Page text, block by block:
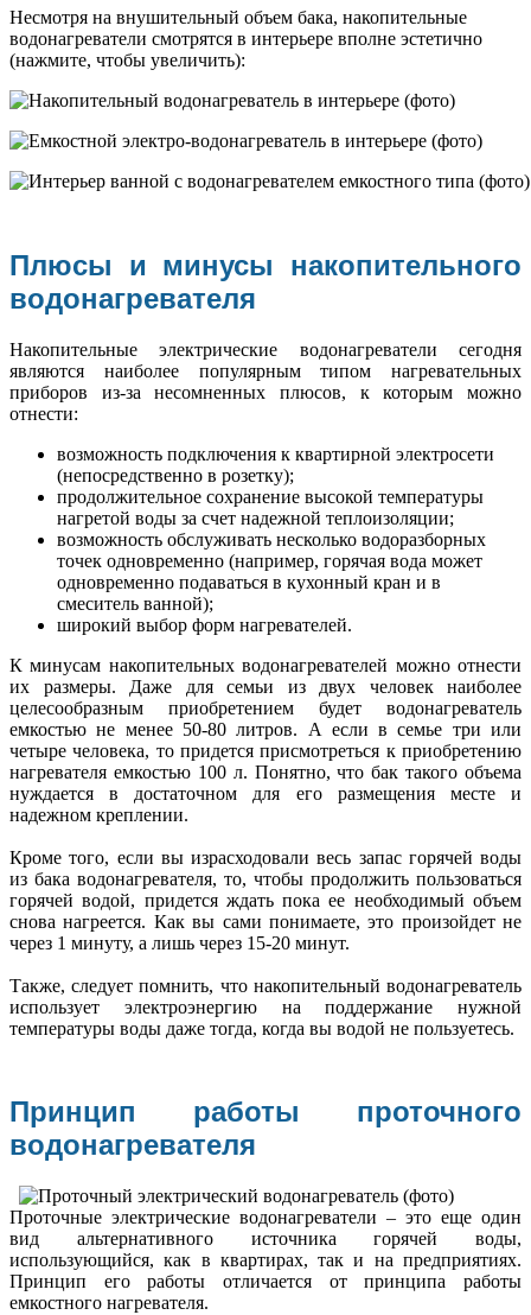
Несмотря на внушительный объем бака, накопительные
водонагреватели смотрятся в интерьере вполне эстетично
(нажмите, чтобы увеличить):
Плюсы и минусы накопительного
водонагревателя
Накопительные электрические водонагреватели сегодня
являются наиболее популярным типом нагревательных
приборов из-за несомненных плюсов, к которым можно
отнести:
возможность подключения к квартирной электросети
(непосредственно в розетку);
продолжительное сохранение высокой температуры
нагретой воды за счет надежной теплоизоляции;
возможность обслуживать несколько водоразборных
точек одновременно (например, горячая вода может
одновременно подаваться в кухонный кран и в
смеситель ванной);
широкий выбор форм нагревателей.
К минусам накопительных водонагревателей можно отнести
их размеры. Даже для семьи из двух человек наиболее
целесообразным приобретением будет водонагреватель
емкостью не менее 50-80 литров. А если в семье три или
четыре человека, то придется присмотреться к приобретению
нагревателя емкостью 100 л. Понятно, что бак такого объема
нуждается в достаточном для его размещения месте и
надежном креплении.
Кроме того, если вы израсходовали весь запас горячей воды
из бака водонагревателя, то, чтобы продолжить пользоваться
горячей водой, придется ждать пока ее необходимый объем
снова нагреется. Как вы сами понимаете, это произойдет не
через 1 минуту, а лишь через 15-20 минут.
Также, следует помнить, что накопительный водонагреватель
использует электроэнергию на поддержание нужной
температуры воды даже тогда, когда вы водой не пользуетесь.
Принцип работы проточного
водонагревателя
Проточные электрические водонагреватели – это еще один
вид альтернативного источника горячей воды,
использующийся, как в квартирах, так и на предприятиях.
Принцип его работы отличается от принципа работы
емкостного нагревателя.